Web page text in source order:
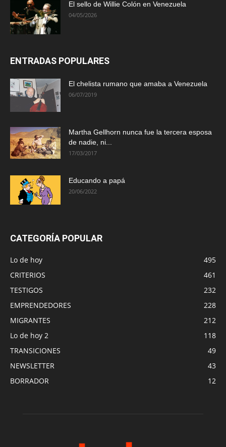
El sello de Willie Colón en Venezuela
04/05/2026
ENTRADAS POPULARES
El chelista rumano que amaba a Venezuela
06/07/2019
Martha Gellhorn nunca fue la tercera esposa
de nadie, ni...
17/03/2017
Educando a papá
20/06/2022
CATEGORÍA POPULAR
Lo de hoy
495
CRITERIOS
461
TESTIGOS
232
EMPRENDEDORES
228
MIGRANTES
212
Lo de hoy 2
118
TRANSICIONES
49
NEWSLETTER
43
BORRADOR
12